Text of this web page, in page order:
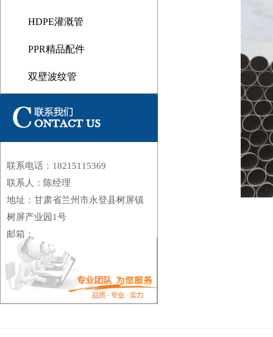
HDPE灌溉管
PPR精品配件
双壁波纹管
联系电话：18215115369
联系人：陈经理
地址：甘肃省兰州市永登县树屏镇
树屏产业园1号
邮箱：